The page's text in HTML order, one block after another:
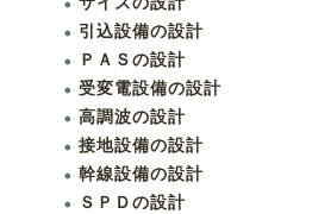
引込設備の設計
ＰＡＳの設計
受変電設備の設計
高調波の設計
接地設備の設計
幹線設備の設計
ＳＰＤの設計